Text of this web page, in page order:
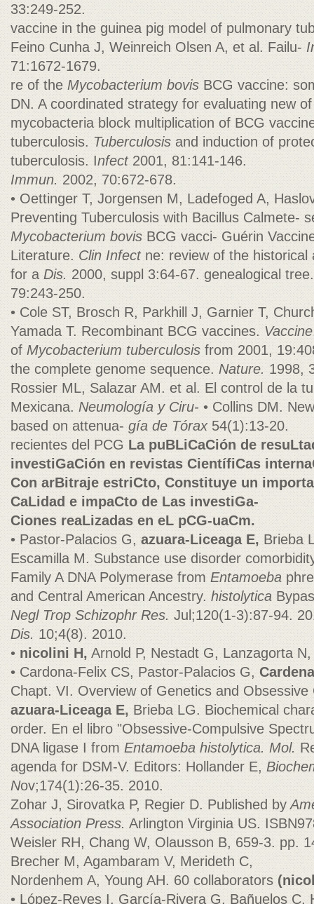
33:249-252.
vaccine in the guinea pig model of pulmonary
Feino Cunha J, Weinreich Olsen A, et al. Failu-
71:1672-1679.
re of the Mycobacterium bovisBCG vaccine:
DN. A coordinated strategy for evaluating new
mycobacteria block multiplication of BCG
tuberculosis. Tuberculosis and induction of
tuberculosis. Infect 2001, 81:141-146.
Immun. 2002, 70:672-678.
• Oettinger T, Jorgensen M, Ladefoged A,
Preventing Tuberculosis with Bacillus Calmete-
Mycobacterium bovis BCG vacci- Guérin
Literature. Clin Infect ne: review of the historical
for a Dis. 2000, suppl 3:64-67. genealogical
79:243-250.
• Cole ST, Brosch R, Parkhill J, Garnier T,
Yamada T. Recombinant BCG vaccines.Vaccine
ofMycobacterium tuberculosisfrom 2001,
the complete genome sequence.Nature. 1998,
Rossier ML, Salazar AM. et al. El control de la
Mexicana. Neumología y Ciru- • Collins DM.
based on attenua- gía de Tórax54(1):13-20.
recientes del PCGLa puBLiCaCión de
investiGaCión en revistas CientífiCas
Con arBitraje estriCto, Constituye un
CaLidad e impaCto de Las investiGa-
Ciones reaLizadas en eL pCG-uaCm.
• Pastor-Palacios G,azuara-Liceaga E, Brieba
Escamilla M. Substance use disorder
Family A DNA Polymerase from Entamoeba
and Central American Ancestry.histolytica
Negl TropSchizophr Res.Jul;120(1-3):87-94.
Dis. 10;4(8). 2010.
• nicolini H, Arnold P, Nestadt G, Lanzagorta
• Cardona-Felix CS, Pastor-Palacios G,
Chapt. VI. Overview of Genetics and
azuara-Liceaga E, Brieba LG. Biochemical
order. En el libro "Obsessive-Compulsive
DNA ligase I from Entamoeba histolytica. Mol.
agenda for DSM-V. Editors: Hollander E,
Nov;174(1):26-35. 2010.
Zohar J, Sirovatka P, Regier D. Published by
Association Press. Arlington Virginia US.
Weisler RH, Chang W, Olausson B, 659-3. pp.
Brecher M, Agambaram V, Merideth C,
Nordenhem A, Young AH. 60 collaborators
• López-Reyes I, García-Rivera G, Bañuelos C,